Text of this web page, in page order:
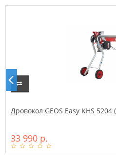
Дровокол GEOS Easy KHS 5204
33 990 р.